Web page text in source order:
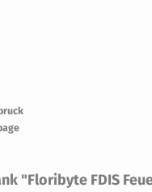
"Floribyte FDIS